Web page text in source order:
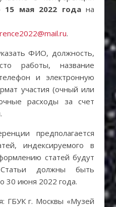
15 мая 2022 годана
.
ФИО, должность,
работы, название
и электронную
участия (очный или
расходы за счет
предполагается
индексируемого в
статей будут
должны быть
30 июня 2022 года.
ГБУК г. Москвы «Музей